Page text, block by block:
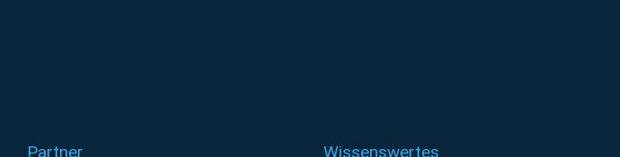
Partner Wissenswertes